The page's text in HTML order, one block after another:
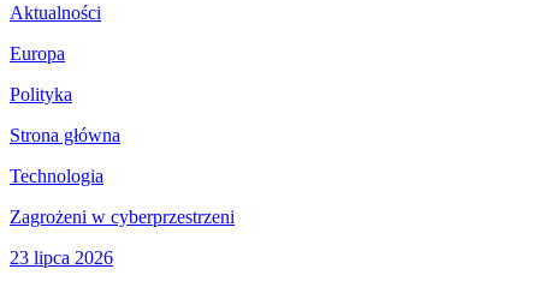
Aktualności
Europa
Polityka
Strona główna
Technologia
Zagrożeni w cyberprzestrzeni
23 lipca 2026